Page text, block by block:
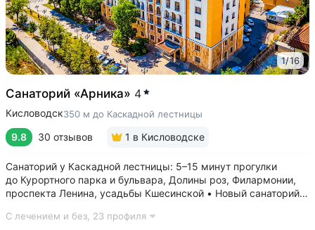
1/16
Санаторий «Арника» 4
Кисловодск350 м до Каскадной лестницы
9.8 30 отзывов 1 в Кисловодске
Санаторий у Каскадной лестницы: 5–15 минут прогулки
до Курортного парка и бульвара, Долины роз, Филармонии,
проспекта Ленина, усадьбы Кшесинской • Новый санаторий,
положительные. Многие гости отмечают, что санаторий
С лечением и без, 23 профиля